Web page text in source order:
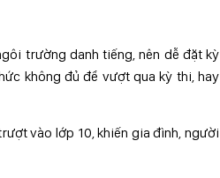
trường danh tiếng, nên dễ đặt kỳ
không đủ để vượt qua kỳ thi, hay
vào lớp 10, khiến gia đình, người